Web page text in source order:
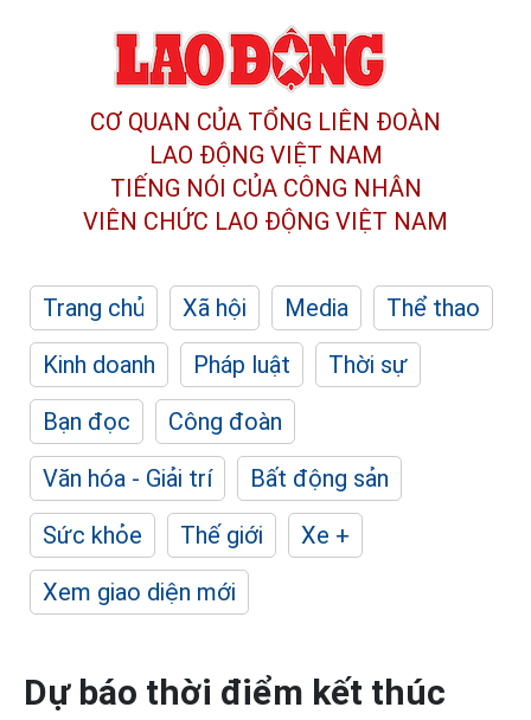
CƠ QUAN CỦA TỔNG LIÊN ĐOÀN
LAO ĐỘNG VIỆT NAM
TIẾNG NÓI CỦA CÔNG NHÂN
VIÊN CHỨC LAO ĐỘNG VIỆT NAM
Trang chủ Xã hội Media
Thể thao
Kinh doanh
Pháp luật
Thời sự
Bạn đọc
Công đoàn
Văn hóa - Giải trí
Bất động sản
Sức khỏe
Thế giới
Xe +
Xem giao diện mới
Dự báo thời điểm kết thúc